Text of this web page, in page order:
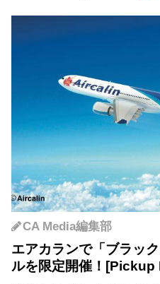
CA Media編集部
エアカランで「ブラッ
ルを限定開催！